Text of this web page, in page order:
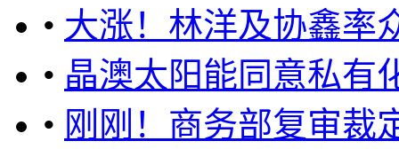
• 大涨！林洋及协鑫率
• 晶澳太阳能同意私有
• 刚刚！商务部复审裁